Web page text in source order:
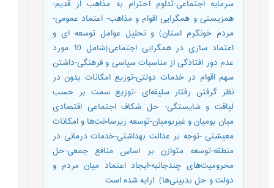
سرمایه اجتماعی-تداوم احترام به مذاهب از قدیم-
همزیستی و همگرایی اقوام و مذاهب- اعتماد عمومی-
مردم خونگرم استان) و تحلیل عوامل توسعه ای و
اعتماد سازی در همگرایی اجتماعی(شامل 10 مورد
عدم دور افتادگی از مناسبات سیاسی و فرهنگی-داشتن
سهم اقوام در خدمات دولتی-توزیع امکانات بدون در
نظر گرفتن رفتار سلیقه‌ای -توزیع سمت بر حسب
لیاقت و شایستگی- حل شکاف اجتماعی اقتصادی
میان بومیان و غیربومیان-توسعه زیرساخت‌ها و امکانات
معیشتی -توجه بر عدالت بهداشتی-خدمات درمانی در
منطقه-توسعه متوازن بر اساس منافع جمعی-حل
محرومیت‌های چندجانبه-ایجاد اعتماد میان مردم و
دولت و حل بدبینی‌ها) ارایه شده است